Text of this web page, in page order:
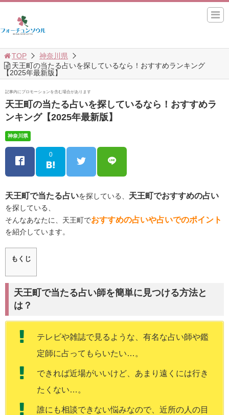
TOP
神奈川県
天王町の当たる占いを探しているなら！おすすめランキング
【2025年最新版】
記事内にプロモーションを含む場合があります
天王町の当たる占いを探しているなら！おすすめラ
ンキング【2025年最新版】
神奈川県
0
天王町で当たる占いを探している、 天王町でおすすめの占い
を探している、
そんなあなたに、天王町でおすすめの占いや占いでのポイント
を紹介しています。
もくじ
天王町で当たる占い師を簡単に見つける方法と
は？
テレビや雑誌で見るような、有名な占い師や鑑
定師に占ってもらいたい…。
できれば近場がいいけど、あまり遠くには行き
たくない…。
誰にも相談できない悩みなので、近所の人の目